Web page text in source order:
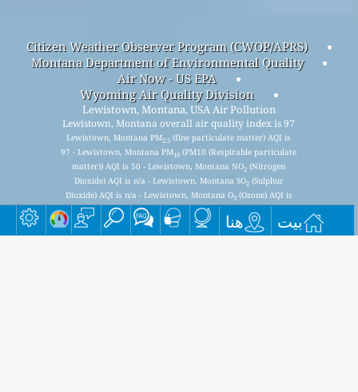
بيت هنا
Citizen Weather Observer Program (CWOP/APRS)
Montana Department of Environmental Quality
Air Now - US EPA
Wyoming Air Quality Division
Lewistown, Montana, USA Air Pollution
Lewistown, Montana overall air quality index is 97
Lewistown, Montana PM2.5(fine particulate matter) AQI is
97 - Lewistown, Montana PM10(PM10 (Respirable particulate
matter)) AQI is 50 - Lewistown, Montana NO 2(Nitrogen
Dioxide) AQI is n/a - Lewistown, Montana SO 2(Sulphur
Dioxide) AQI is n/a - Lewistown, Montana O 3(Ozone) AQI is
29 - Lewistown, Montana CO (Carbon Monoxide) AQI is n/a -